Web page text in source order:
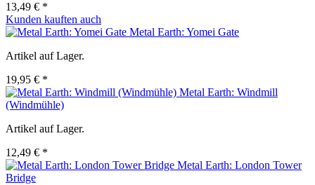
13,49 € *
Kunden kauften auch
Metal Earth: Yomei Gate
Artikel auf Lager.
19,95 € *
Metal Earth: Windmill
(Windmühle)
Artikel auf Lager.
12,49 € *
Metal Earth: London Tower
Bridge